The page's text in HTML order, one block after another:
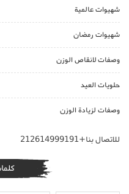
شهيوات عالمية
شهيوات رمضان
وصفات لانقاص الوزن
حلويات العيد
وصفات لزيادة الوزن
للاتصال بنا+212614999191